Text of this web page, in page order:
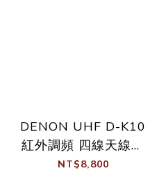
DENON UHF D-K10
紅外調頻 四線天線無
線 一對二無線專業K歌
NT$8,800